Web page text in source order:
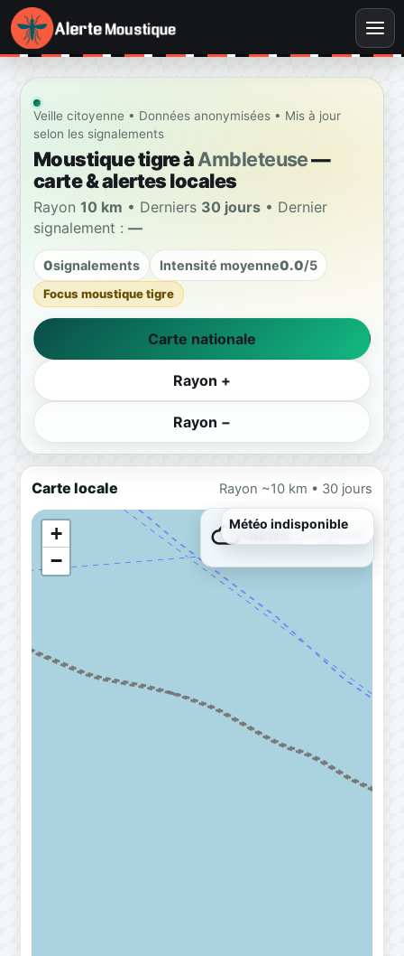
Veille citoyenne • Données anonymisées • Mis à jour
selon les signalements
Moustique tigre àAmbleteuse—
carte & alertes locales
Rayon 10 km • Derniers 30 jours • Dernier
signalement : —
0signalements Intensité moyenne0.0/5
Focus moustique tigre
Carte nationale
Rayon +
Rayon −
Carte locale Rayon ~10 km • 30 jours
+
−
Météo…Chargement
Météo indisponible